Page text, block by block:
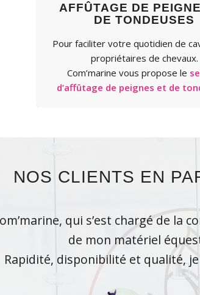
AFFÛTAGE DE
DE TONDEUSES
Pour faciliter votre quotidien de
propriétaires de chevaux.
Com’marine vous propose le
d’affûtage de peignes et de
NOS CLIENTS EN
qui s’est chargé de la
de mon matériel
Rapidité, disponibilité et qualité,
appel à Marine pour l’entretien
Un rapport qualité prix qui
Marine est rapide sérieuse et
N’hésitez pas à lui faire